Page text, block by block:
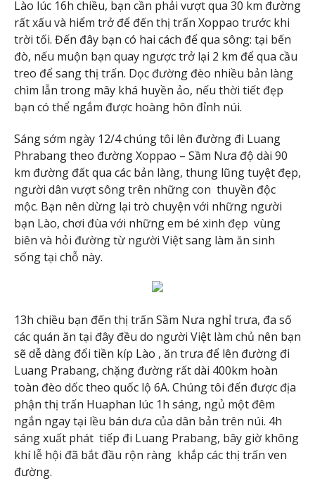
Lào lúc 16h chiều, bạn cần phải vượt qua 30 km đường
rất xấu và hiểm trở để đến thị trấn Xoppao trước khi
trời tối. Đến đây bạn có hai cách để qua sông: tại bến
đò, nếu muộn bạn quay ngược trở lại 2 km để qua cầu
treo để sang thị trấn. Dọc đường đèo nhiều bản làng
chìm lẫn trong mây khá huyền ảo, nếu thời tiết đẹp
bạn có thể ngắm được hoàng hôn đỉnh núi.
Sáng sớm ngày 12/4 chúng tôi lên đường đi Luang
Phrabang theo đường Xoppao – Sầm Nưa độ dài 90
km đường đất qua các bản làng, thung lũng tuyệt đẹp,
người dân vượt sông trên những con thuyền độc
mộc. Bạn nên dừng lại trò chuyện với những người
bạn Lào, chơi đùa với những em bé xinh đẹp vùng
biên và hỏi đường từ người Việt sang làm ăn sinh
sống tại chỗ này.
13h chiều bạn đến thị trấn Sầm Nưa nghỉ trưa, đa số
các quán ăn tại đây đều do người Việt làm chủ nên bạn
sẽ dễ dàng đổi tiền kíp Lào , ăn trưa để lên đường đi
Luang Prabang, chặng đường rất dài 400km hoàn
toàn đèo dốc theo quốc lộ 6A. Chúng tôi đến được địa
phận thị trấn Huaphan lúc 1h sáng, ngủ một đêm
ngắn ngay tại lều bán dưa của dân bản trên núi. 4h
sáng xuất phát tiếp đi Luang Prabang, bây giờ không
khí lễ hội đã bắt đầu rộn ràng khắp các thị trấn ven
đường.